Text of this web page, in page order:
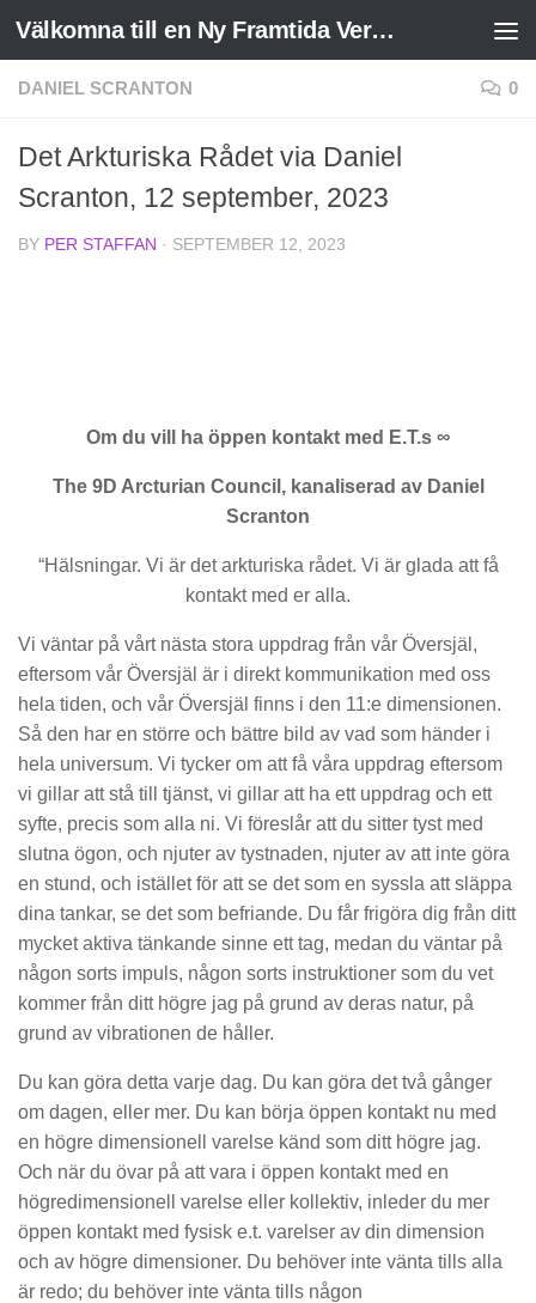
Skip to content Välkomna till en Ny Framtida Verklighet
DANIEL SCRANTON 0
Det Arkturiska Rådet via Daniel
Scranton, 12 september, 2023
BY PER STAFFAN · SEPTEMBER 12, 2023
Om du vill ha öppen kontakt med E.T.s ∞
The 9D Arcturian Council, kanaliserad av Daniel
Scranton
“Hälsningar. Vi är det arkturiska rådet. Vi är glada att få
kontakt med er alla.
Vi väntar på vårt nästa stora uppdrag från vår Översjäl,
eftersom vår Översjäl är i direkt kommunikation med oss
hela tiden, och vår Översjäl finns i den 11:e dimensionen.
Så den har en större och bättre bild av vad som händer i
hela universum. Vi tycker om att få våra uppdrag eftersom
vi gillar att stå till tjänst, vi gillar att ha ett uppdrag och ett
syfte, precis som alla ni. Vi föreslår att du sitter tyst med
slutna ögon, och njuter av tystnaden, njuter av att inte göra
en stund, och istället för att se det som en syssla att släppa
dina tankar, se det som befriande. Du får frigöra dig från ditt
mycket aktiva tänkande sinne ett tag, medan du väntar på
någon sorts impuls, någon sorts instruktioner som du vet
kommer från ditt högre jag på grund av deras natur, på
grund av vibrationen de håller.
Du kan göra detta varje dag. Du kan göra det två gånger
om dagen, eller mer. Du kan börja öppen kontakt nu med
en högre dimensionell varelse känd som ditt högre jag.
Och när du övar på att vara i öppen kontakt med en
högredimensionell varelse eller kollektiv, inleder du mer
öppen kontakt med fysisk e.t. varelser av din dimension
och av högre dimensioner. Du behöver inte vänta tills alla
är redo; du behöver inte vänta tills någon